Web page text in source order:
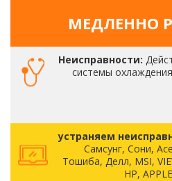
МЕДЛЕННО
Неисправности:
системы
устраняем
Самсунг, Сони,
Тошиба, Делл, MSI,
HP,